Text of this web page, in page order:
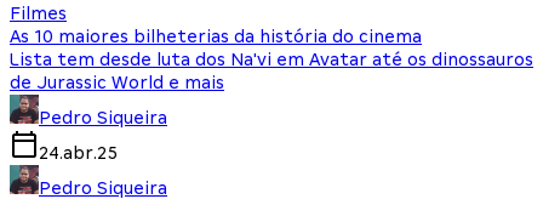
Filmes
As 10 maiores bilheterias da história do cinema
Lista tem desde luta dos Na'vi em Avatar até os dinossauros
de Jurassic World e mais
Pedro Siqueira
24.abr.25
Pedro Siqueira